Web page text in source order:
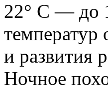
22° С — до
температур
и развития
Ночное